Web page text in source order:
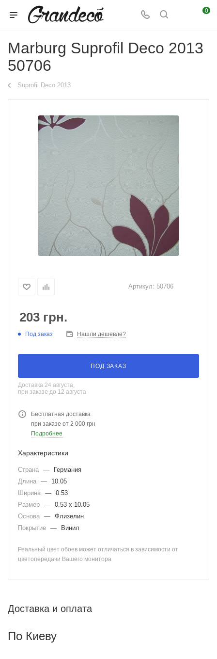
0
Marburg Suprofil Deco 2013
50706
Suprofil Deco 2013
Артикул: 50706
203 грн.
Под заказ Нашли дешевле?
ПОД ЗАКАЗ
Доставка 24 августа,
при заказе до 12 августа
Бесплатная доставка
при заказе от 2 000 грн
Подробнее
Характеристики
Страна —
Германия
Длина —
10.05
Ширина — 0.53
Размер — 0.53 x 10.05
Основа — Флизелин
Покрытие — Винил
Реальный цвет обоев может отличаться в зависимости от
цветопередачи Вашего монитора
Доставка и оплата
По Киеву